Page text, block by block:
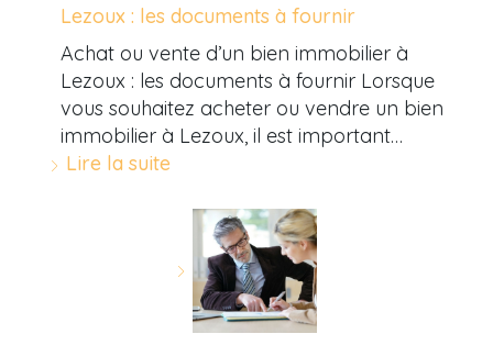
Lezoux : les documents à fournir
Achat ou vente d’un bien immobilier à
Lezoux : les documents à fournir Lorsque
vous souhaitez acheter ou vendre un bien
immobilier à Lezoux, il est important…
Lire la suite